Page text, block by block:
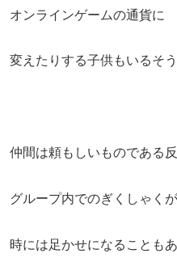
オンラインゲームの通貨に
変えたりする子供もいるそう
仲間は頼もしいものである
グループ内でのぎくしゃくが
時には足かせになることも